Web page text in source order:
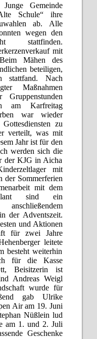
Gemeinde
Schule“ ihre
ab. Alle
wegen den
stattfinden.
mit
Mähen des
beteiligen,
stattfand. Nach
Maßnahmen
am Karfreitag
war wieder
zu
verteilt, was mit
Jahr ist für den
werden sich die
der KJG in Aicha
mit
Sommerferien
mit dem
sind ein
der Adventszeit.
und Aktionen
für zwei Jahre
leitete
besteht weiterhin
für die Kasse
Beisitzerin ist
Andreas Weigl
wurde für
gab Ulrike
Air am 19. Juni
Nüßlein lud
am 1. und 2. Juli
Geschenke